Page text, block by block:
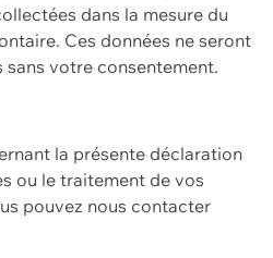
dans la mesure du
Ces données ne seront
sans votre consentement.
la présente déclaration
ou le traitement de vos
pouvez nous contacter